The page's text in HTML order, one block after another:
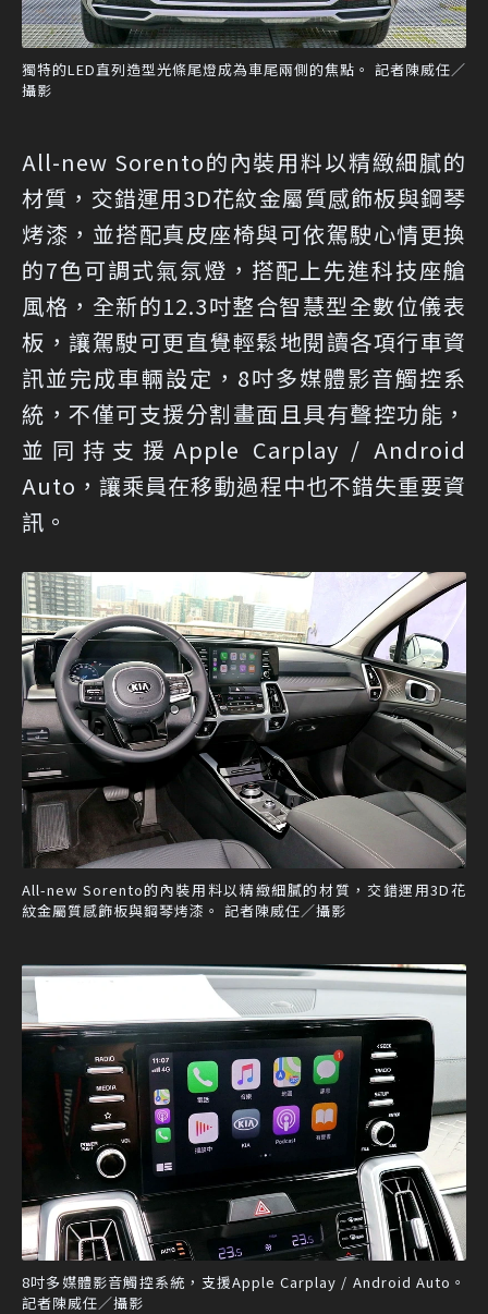
獨特的LED直列造型光條尾燈成為車尾兩側的焦點。 記者陳威任／
攝影
All-new Sorento的內裝用料以精緻細膩的
材質，交錯運用3D花紋金屬質感飾板與鋼琴
烤漆，並搭配真皮座椅與可依駕駛心情更換
的7色可調式氣氛燈，搭配上先進科技座艙
風格，全新的12.3吋整合智慧型全數位儀表
板，讓駕駛可更直覺輕鬆地閱讀各項行車資
訊並完成車輛設定，8吋多媒體影音觸控系
統，不僅可支援分割畫面且具有聲控功能，
並同持支援Apple Carplay / Android
Auto，讓乘員在移動過程中也不錯失重要資
訊。
All-new Sorento的內裝用料以精緻細膩的材質，交錯運用3D花
紋金屬質感飾板與鋼琴烤漆。 記者陳威任／攝影
8吋多媒體影音觸控系統，支援Apple Carplay / Android Auto。
記者陳威任／攝影